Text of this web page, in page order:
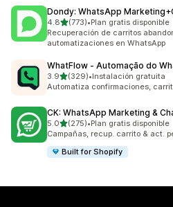
Dondy: WhatsApp
4.8de 5 estrellas
(773)
773 reseñas en total
•Plan gratis disponible
Recuperación de carritos
automatizaciones en WhatsApp
WhatFlow ‑ Automação do
3.9de 5 estrellas
(329)
329 reseñas en total
•Instalación gratuita
Automatiza confirmaciones,
CK: WhatsApp Marketing &
5.0de 5 estrellas
(275)
275 reseñas en total
•Plan gratis disponible
Campañas, recup. carrito & act.
Built for Shopify